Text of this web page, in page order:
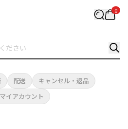
0
配送
キャンセル・返品
イアカウント